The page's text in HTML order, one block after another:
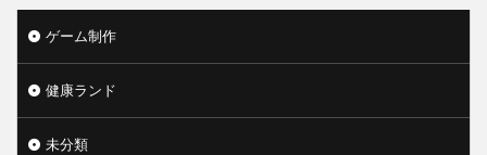
ゲーム制作
健康ランド
未分類